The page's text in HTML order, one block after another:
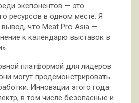
экспонентов — это
ресурсов в одном месте. Я
что Meat Pro Asia —
к календарю выставок в
платформой для лидеров
могут продемонстрировать
Инновации этого года
в том числе безопасные и